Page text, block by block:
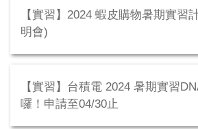
【實習】2024 蝦皮購物暑期實習
明會)
【實習】台積電 2024 暑期實習
囉！申請至04/30止